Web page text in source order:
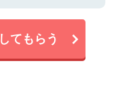
てもらう